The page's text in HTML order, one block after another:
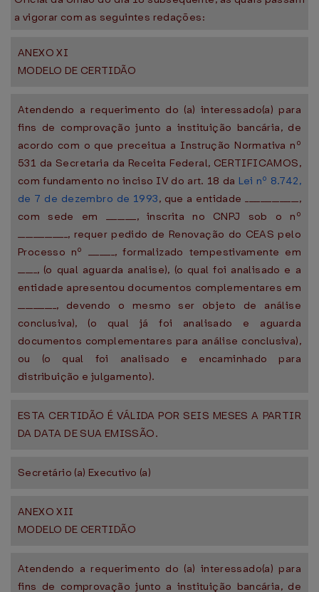
a vigorar com as seguintes redações:
ANEXO XI
MODELO DE CERTIDÃO
Atendendo a requerimento do (a) interessado(a) para
fins de comprovação junto a instituição bancária, de
acordo com o que preceitua a Instrução Normativa nº
531 da Secretaria da Receita Federal, CERTIFICAMOS,
com fundamento no inciso IV do art. 18 da Lei nº 8.742,
de 7 de dezembro de 1993, que a entidade ______________,
com sede em ________, inscrita no CNPJ sob o nº
_____________, requer pedido de Renovação do CEAS pelo
Processo nº _______, formalizado tempestivamente em
_____, (o qual aguarda analise), (o qual foi analisado e a
entidade apresentou documentos complementares em
__________, devendo o mesmo ser objeto de análise
conclusiva), (o qual já foi analisado e aguarda
documentos complementares para análise conclusiva),
ou (o qual foi analisado e encaminhado para
distribuição e julgamento).
ESTA CERTIDÃO É VÁLIDA POR SEIS MESES A PARTIR
DA DATA DE SUA EMISSÃO.
Secretário (a) Executivo (a)
ANEXO XII
MODELO DE CERTIDÃO
Atendendo a requerimento do (a) interessado(a) para
fins de comprovação junto a instituição bancária, de